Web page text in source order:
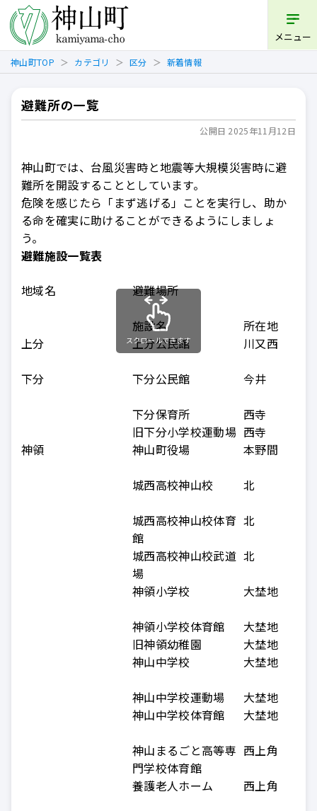
メニュー
神山町TOP カテゴリ 区分 新着情報
避難所の一覧
公開日 2025年11月12日
神山町では、台風災害時と地震等大規模災害時に避
難所を開設することとしています。
危険を感じたら「まず逃げる」ことを実行し、助か
る命を確実に助けることができるようにしましょ
う。
避難施設一覧表
地域名 避難場所
施設名
所在地
上分
上分公民館 川又西
下分 下分公民館 今井
下分保育所
西寺
旧下分小学校運動場 西寺
神領
神山町役場 本野間
城西高校神山校 北
城西高校神山校体育
館
北
城西高校神山校武道
場
北
神領小学校 大埜地
神領小学校体育館
大埜地
旧神領幼稚園
大埜地
神山中学校
大埜地
神山中学校運動場
大埜地
神山中学校体育館
大埜地
神山まるごと高等専
門学校体育館
西上角
養護老人ホーム 西上角
スクロールできます